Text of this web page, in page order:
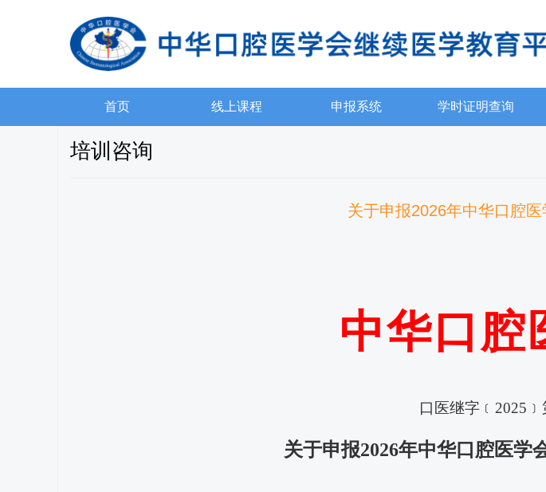
首页 线上课程 申报系统 学时证明查询
培训咨询
关于申报2026年中华口腔
中华口腔
口医继字 ﹝
关于申报2026年中华口腔医学